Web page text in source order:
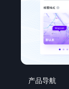
产品导航